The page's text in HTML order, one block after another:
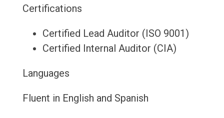
Certifications
Certified Lead Auditor (ISO 9001)
Certified Internal Auditor (CIA)
Languages
Fluent in English and Spanish